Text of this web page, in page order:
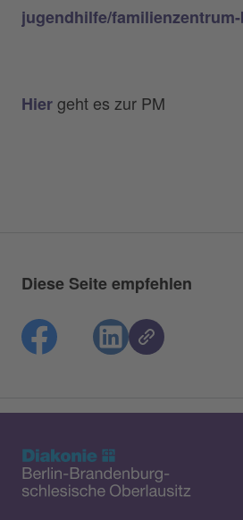
jugendhilfe/
Hiergeht es zur PM
Diese Seite empfehlen